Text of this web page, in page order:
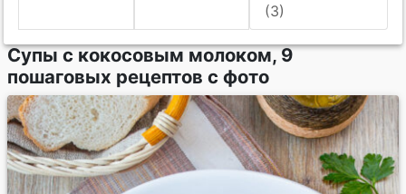
(3)
Супы с кокосовым молоком, 9
пошаговых рецептов с фото